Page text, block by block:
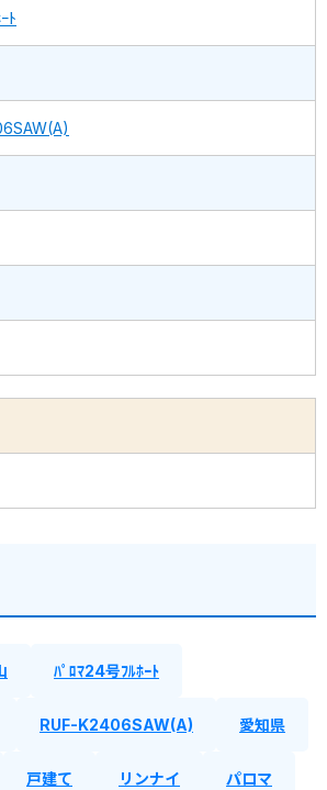
ﾄ
ﾊﾟﾛﾏ24号ﾌﾙﾎｰﾄ
RUF-K2406SAW(A) 愛知県
戸建て リンナイ パロマ